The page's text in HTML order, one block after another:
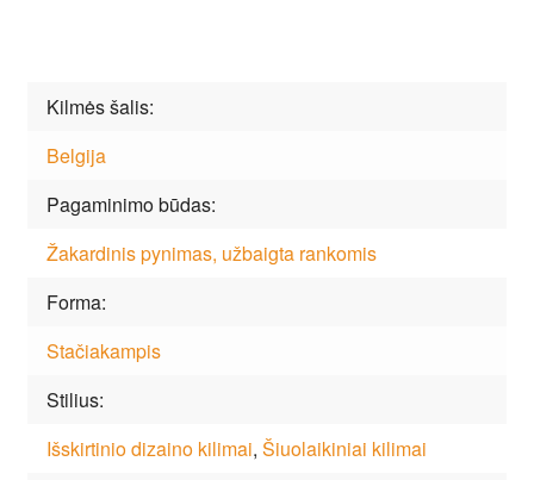
Dorado
Kilmės šalis
Belgija
Pagaminimo būdas
Žakardinis pynimas, užbaigta rankomis
Forma
Stačiakampis
Stilius
Išskirtinio dizaino kilimai, Šiuolaikiniai kilimai